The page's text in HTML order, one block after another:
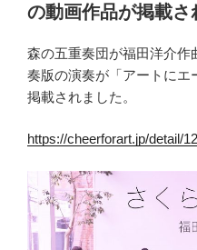
の動画作品が掲載さ
森の五重奏団が福田洋介作
奏版の演奏が「アートにエ
掲載されました。
https://cheerforart.jp/detail/